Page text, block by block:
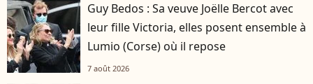
Guy Bedos : Sa veuve Joëlle Bercot avec
leur fille Victoria, elles posent ensemble à
Lumio (Corse) où il repose
7 août 2026